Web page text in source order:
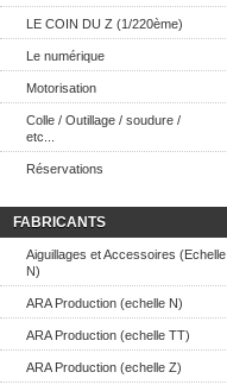
LE COIN DU Z (1/220ème)
Le numérique
Motorisation
Colle / Outillage / soudure /
etc...
Réservations
FABRICANTS
Aiguillages et Accessoires (Echelle
N)
ARA Production (echelle N)
ARA Production (echelle TT)
ARA Production (echelle Z)